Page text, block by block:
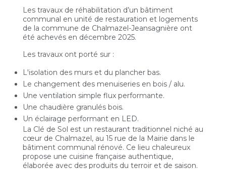
Les travaux de réhabilitation d’un bâtiment
communal en unité de restauration et logements
de la commune de Chalmazel-Jeansagnière ont
été achevés en décembre 2025.
Les travaux ont porté sur :
L'isolation des murs et du plancher bas.
Le changement des menuiseries en bois / alu.
Une ventilation simple flux performante.
Une chaudière granulés bois.
Un éclairage performant en LED.
La Clé de Sol est un restaurant traditionnel niché au
cœur de Chalmazel, au 15 rue de la Mairie dans le
bâtiment communal rénové. Ce lieu chaleureux
propose une cuisine française authentique,
élaborée avec des produits du terroir et de saison.